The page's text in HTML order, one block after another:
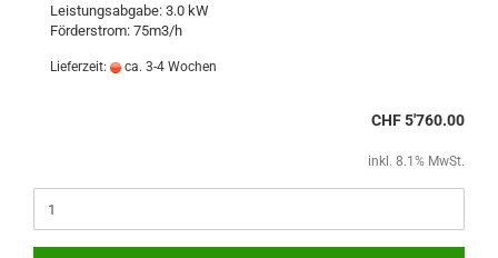
Leistungsabgabe: 3.0 kW
Förderstrom: 75m3/h
Lieferzeit: ca. 3-4 Wochen
CHF 5'760.00
inkl. 8.1% MwSt.